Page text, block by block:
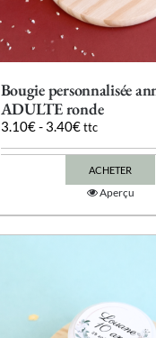
Bougie personnalisée
ADULTE ronde
3.10€- 3.40€ ttc
ACHETER
Ce
produit
a
peuvent
être
choisies
Aperçu